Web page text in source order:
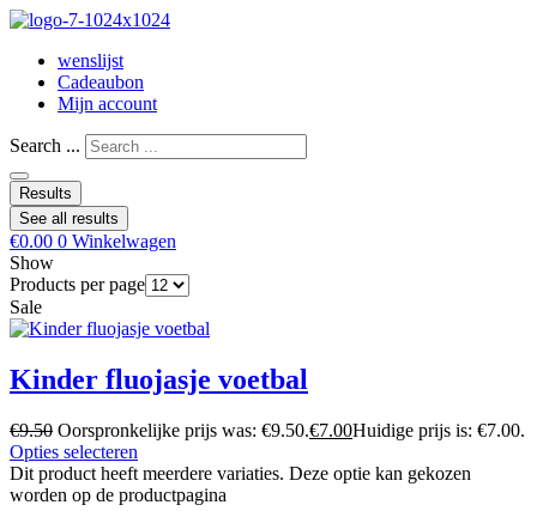
wenslijst
Cadeaubon
Mijn account
Search ...
Results
See all results
€0.00 0 Winkelwagen
Show
Products per page
Sale
Kinder fluojasje voetbal
€9.50 Oorspronkelijke prijs was: €9.50.€7.00Huidige prijs is: €7.00.
Opties selecteren
Dit product heeft meerdere variaties. Deze optie kan gekozen
worden op de productpagina